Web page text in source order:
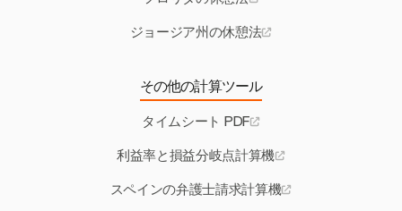
ジョージア州の休憩法
その他の計算ツール
タイムシート PDF
利益率と損益分岐点計算機
スペインの弁護士請求計算機